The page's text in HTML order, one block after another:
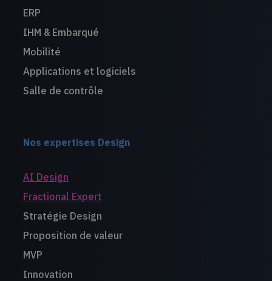
ERP
IHM & Embarqué
Mobilité
Applications et logiciels
Salle de contrôle
Nos expertises Design
AI Design
Fractional Expert
Stratégie Design
Proposition de valeur
MVP
Innovation